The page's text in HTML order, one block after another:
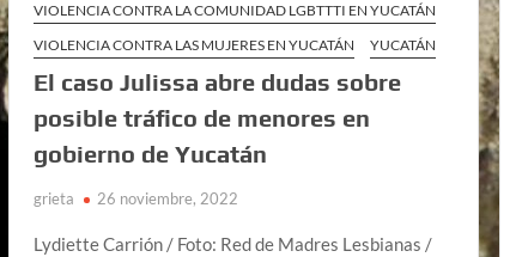
VIOLENCIA CONTRA LA COMUNIDAD LGBTTTI EN YUCATÁN
VIOLENCIA CONTRA LAS MUJERES EN YUCATÁN
YUCATÁN
El caso Julissa abre dudas sobre
posible tráfico de menores en
gobierno de Yucatán
grieta 26 noviembre, 2022
Lydiette Carrión / Foto: Red de Madres Lesbianas /